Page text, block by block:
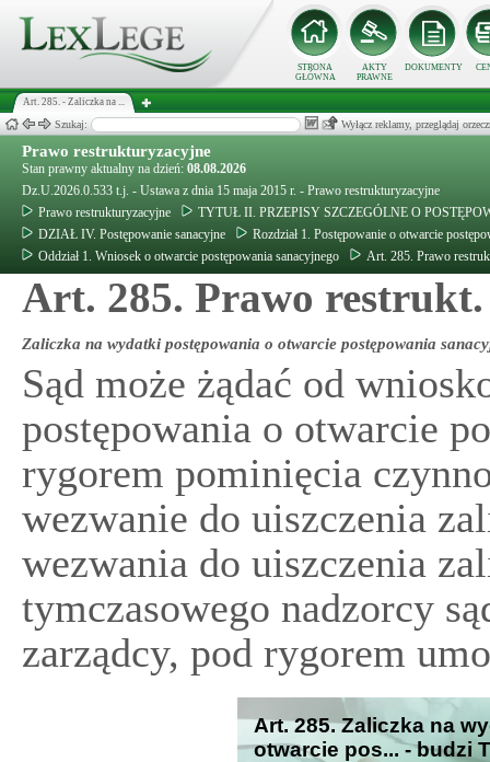
STRONA
GŁÓWNA
AKTY
PRAWNE
DOKUMENTY
Art. 285. - Zaliczka na ...
Szukaj: Wyłącz reklamy, przeglądaj
Prawo restrukturyzacyjne
Stan prawny aktualny na dzień: 08.08.2026
Dz.U.2026.0.533 t.j. - Ustawa z dnia 15 maja 2015 r. - Prawo restrukturyzacyjne
Prawo restrukturyzacyjne
TYTUŁ II. PRZEPISY SZCZEGÓLNE O
DZIAŁ IV. Postępowanie sanacyjne
Rozdział 1. Postępowanie o otwarcie
Oddział 1. Wniosek o otwarcie postępowania sanacyjnego
Art. 285. Prawo
Art. 285. Prawo restrukt.
Zaliczka na wydatki postępowania o otwarcie postępowania
Sąd może żądać od
postępowania o otwarcie
rygorem pominięcia
wezwanie do uiszczenia
wezwania do uiszczenia
tymczasowego nadzorcy
zarządcy, pod rygorem
Art. 285. Zaliczka na
otwarcie pos... - budzi